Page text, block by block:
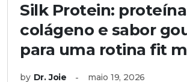
Silk Protein:
colágeno e sabor
para uma rotina fit
by Dr. Joie maio 19, 2026